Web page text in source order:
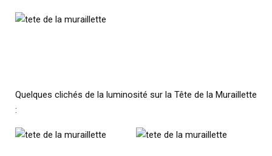
Quelques clichés de la luminosité sur la Tête de la Muraillette
: